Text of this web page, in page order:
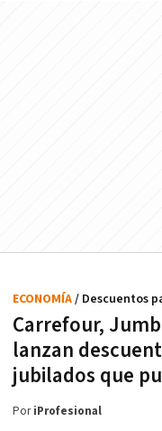
Carrefour,
lanzan
jubilados que
ECONOMÍA/ Descuentos
PoriProfesional